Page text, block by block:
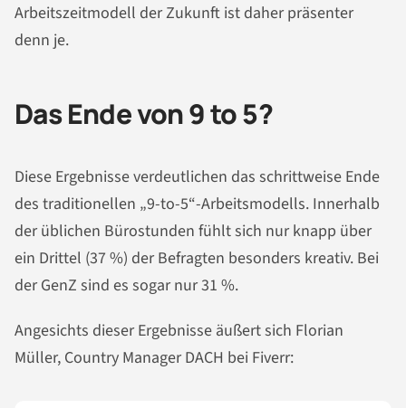
Arbeitszeitmodell der Zukunft ist daher präsenter
denn je.
Das Ende von 9 to 5?
Diese Ergebnisse verdeutlichen das schrittweise Ende
des traditionellen „9-to-5“-Arbeitsmodells. Innerhalb
der üblichen Bürostunden fühlt sich nur knapp über
ein Drittel (37 %) der Befragten besonders kreativ. Bei
der GenZ sind es sogar nur 31 %.
Angesichts dieser Ergebnisse äußert sich Florian
Müller, Country Manager DACH bei Fiverr: